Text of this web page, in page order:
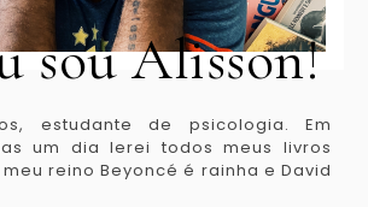
sou Alisson!
estudante de psicologia. Em
um dia lerei todos meus livros
reino Beyoncé é rainha e David